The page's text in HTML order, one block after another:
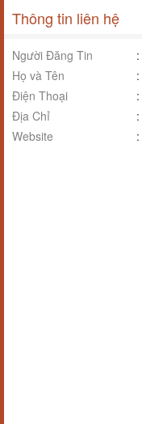
Thông tin liên hệ
Người Đăng Tin :
Họ và Tên
:
Điện Thoại
:
Địa Chỉ
:
Website
: